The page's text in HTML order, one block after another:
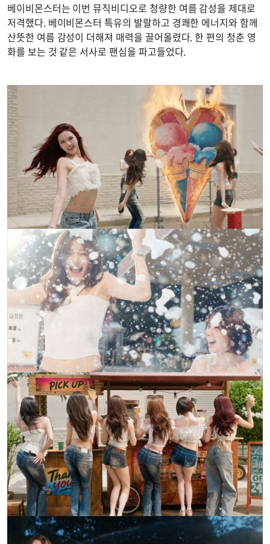
베이비몬스터는 이번 뮤직비디오로 청량한 여름 감성을 제대로
저격했다. 베이비몬스터 특유의 발랄하고 경쾌한 에너지와 함께
산뜻한 여름 감성이 더해져 매력을 끌어올렸다. 한 편의 청춘 영
화를 보는 것 같은 서사로 팬심을 파고들었다.